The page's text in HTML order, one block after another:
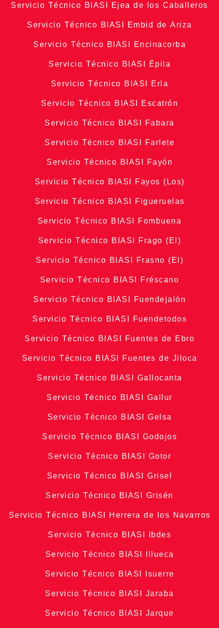
Servicio Técnico BIASI Ejea de los Caballeros
Servicio Técnico BIASI Embid de Ariza
Servicio Técnico BIASI Encinacorba
Servicio Técnico BIASI Épila
Servicio Técnico BIASI Erla
Servicio Técnico BIASI Escatrón
Servicio Técnico BIASI Fabara
Servicio Técnico BIASI Farlete
Servicio Técnico BIASI Fayón
Servicio Técnico BIASI Fayos (Los)
Servicio Técnico BIASI Figueruelas
Servicio Técnico BIASI Fombuena
Servicio Técnico BIASI Frago (El)
Servicio Técnico BIASI Frasno (El)
Servicio Técnico BIASI Fréscano
Servicio Técnico BIASI Fuendejalón
Servicio Técnico BIASI Fuendetodos
Servicio Técnico BIASI Fuentes de Ebro
Servicio Técnico BIASI Fuentes de Jiloca
Servicio Técnico BIASI Gallocanta
Servicio Técnico BIASI Gallur
Servicio Técnico BIASI Gelsa
Servicio Técnico BIASI Godojos
Servicio Técnico BIASI Gotor
Servicio Técnico BIASI Grisel
Servicio Técnico BIASI Grisén
Servicio Técnico BIASI Herrera de los Navarros
Servicio Técnico BIASI Ibdes
Servicio Técnico BIASI Illueca
Servicio Técnico BIASI Isuerre
Servicio Técnico BIASI Jaraba
Servicio Técnico BIASI Jarque